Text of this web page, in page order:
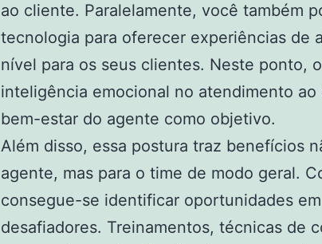
ao cliente. Paralelamente, você também
tecnologia para oferecer experiências de
nível para os seus clientes. Neste ponto,
inteligência emocional no atendimento
bem-estar do agente como objetivo.
Além disso, essa postura traz benefícios
agente, mas para o time de modo geral.
consegue-se identificar oportunidades
desafiadores. Treinamentos, técnicas de